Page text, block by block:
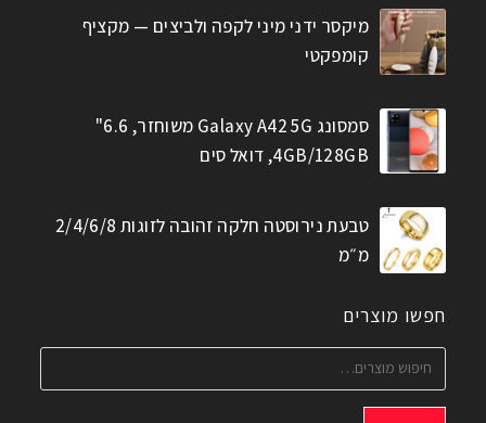
מיקסר ידני מיני לקפה ולביצים — מקציף
קומפקטי
סמסונג Galaxy A42 5G משוחזר, 6.6"
4GB/128GB, דואל סים
טבעת נירוסטה חלקה זהובה לזוגות 2/4/6/8
מ״מ
חפשו מוצרים